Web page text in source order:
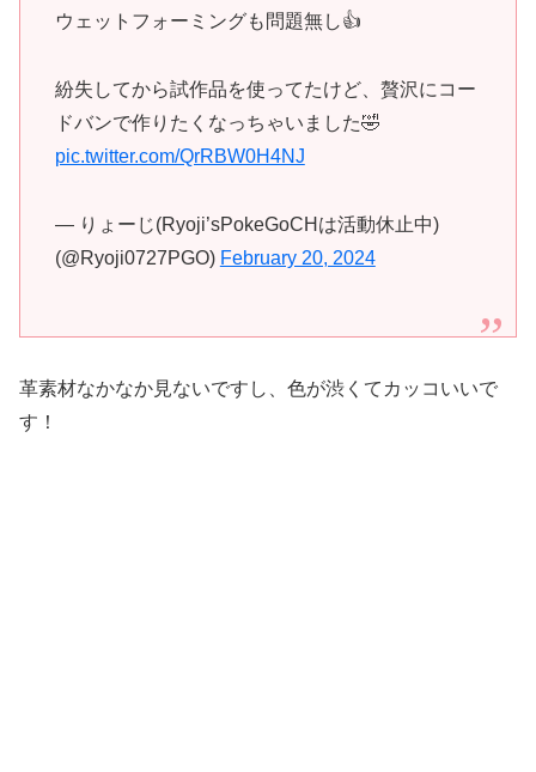
ウェットフォーミングも問題無し👍
紛失してから試作品を使ってたけど、贅沢にコー
ドバンで作りたくなっちゃいました🤣
pic.twitter.com/QrRBW0H4NJ
— りょーじ(Ryoji’sPokeGoCHは活動休止中)
(@Ryoji0727PGO) February 20, 2024
革素材なかなか見ないですし、色が渋くてカッコいいで
す！